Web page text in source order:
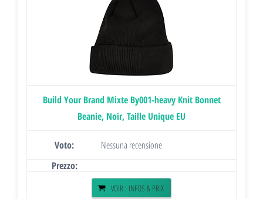
Build Your Brand Mixte By001-heavy Knit Bonnet
Beanie, Noir, Taille Unique EU
Nessuna recensione
VOIR : INFOS & PRIX